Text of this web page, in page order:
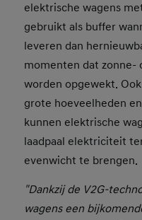
elektrische wagens
gebruikt als buffer
leveren dan
momenten dat zonne-
worden opgewekt.
grote hoeveelheden
kunnen elektrische
laadpaal elektriciteit
evenwicht te brengen.
"Dankzij de V2G-
wagens een